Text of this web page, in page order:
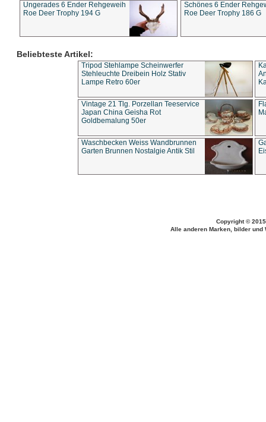
Ungerades 6 Ender Rehgeweih
Roe Deer Trophy 194 G
Schönes 6 Ender
Roe Deer Trophy 186 G
Beliebteste Artikel:
Tripod Stehlampe Scheinwerfer
Stehleuchte Dreibein Holz Stativ
Lampe Retro 60er
Vintage 21 Tlg. Porzellan Teeservice
Japan China Geisha Rot
Goldbemalung 50er
Waschbecken Weiss Wandbrunnen
Garten Brunnen Nostalgie Antik Stil
Copyright ©
Alle anderen Marken, bilder und